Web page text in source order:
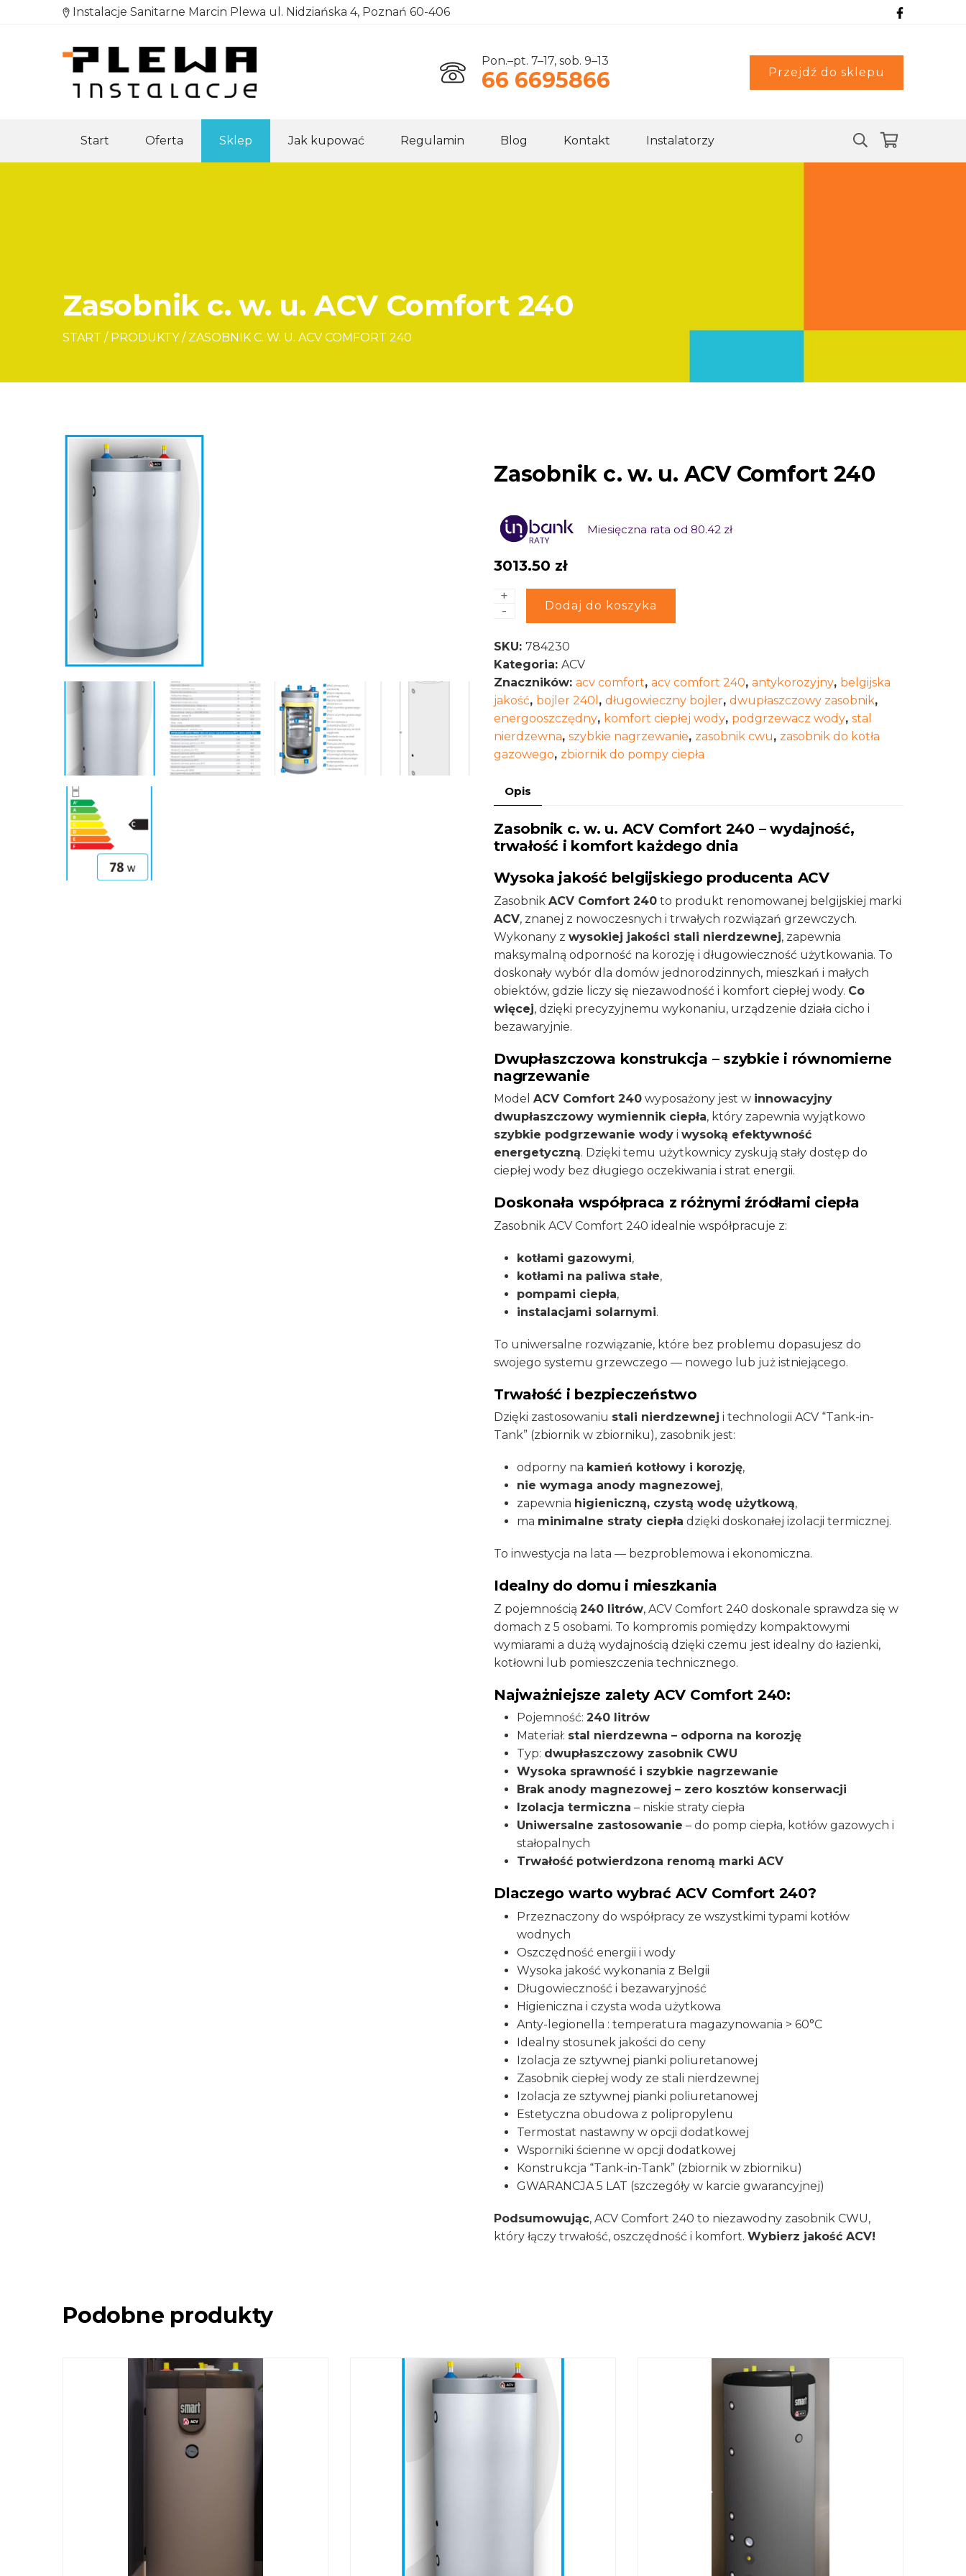
Instalacje Sanitarne Marcin Plewa ul. Nidziańska 4, Poznań 60-406
Pon.–pt. 7–17, sob. 9–13
66 6695866 Przejdź do sklepu
Start Oferta Sklep Jak kupować Regulamin Blog Kontakt Instalatorzy
Zasobnik c. w. u. ACV Comfort 240
START / PRODUKTY / ZASOBNIK C. W. U. ACV COMFORT 240
Zasobnik c. w. u. ACV Comfort 240
Miesięczna rata od 80.42 zł
3013.50 zł
ilość
Zasobnik
w.
u.
ACV
Comfort
240
+
-
Dodaj do koszyka
Alternative:
SKU: 784230
Kategoria: ACV
Znaczników: acv comfort, acv comfort 240, antykorozyjny, belgijska
jakość, bojler 240l , długowieczny bojler, dwupłaszczowy zasobnik,
energooszczędny, komfort ciepłej wody, podgrzewacz wody, stal
nierdzewna, szybkie nagrzewanie, zasobnik cwu, zasobnik do kotła
gazowego, zbiornik do pompy ciepła
Opis
Zasobnik c. w. u. ACV Comfort 240 – wydajność,
trwałość i komfort każdego dnia
Wysoka jakość belgijskiego producenta ACV
Zasobnik ACV Comfort 240 to produkt renomowanej belgijskiej marki
ACV, znanej z nowoczesnych i trwałych rozwiązań grzewczych.
Wykonany z wysokiej jakości stali nierdzewnej, zapewnia
maksymalną odporność na korozję i długowieczność użytkowania. To
doskonały wybór dla domów jednorodzinnych, mieszkań i małych
obiektów, gdzie liczy się niezawodność i komfort ciepłej wody. Co
więcej, dzięki precyzyjnemu wykonaniu, urządzenie działa cicho i
bezawaryjnie.
Dwupłaszczowa konstrukcja – szybkie i równomierne
nagrzewanie
Model ACV Comfort 240 wyposażony jest w innowacyjny
dwupłaszczowy wymiennik ciepła, który zapewnia wyjątkowo
szybkie podgrzewanie wody i wysoką efektywność
energetyczną. Dzięki temu użytkownicy zyskują stały dostęp do
ciepłej wody bez długiego oczekiwania i strat energii.
Doskonała współpraca z różnymi źródłami ciepła
Zasobnik ACV Comfort 240 idealnie współpracuje z:
kotłami gazowymi,
kotłami na paliwa stałe,
pompami ciepła,
instalacjami solarnymi.
To uniwersalne rozwiązanie, które bez problemu dopasujesz do
swojego systemu grzewczego — nowego lub już istniejącego.
Trwałość i bezpieczeństwo
Dzięki zastosowaniu stali nierdzewnej i technologii ACV “Tank-in-
Tank” (zbiornik w zbiorniku), zasobnik jest:
odporny na kamień kotłowy i korozję,
nie wymaga anody magnezowej,
zapewnia higieniczną, czystą wodę użytkową,
ma minimalne straty ciepła dzięki doskonałej izolacji termicznej.
To inwestycja na lata — bezproblemowa i ekonomiczna.
Idealny do domu i mieszkania
Z pojemnością 240 litrów, ACV Comfort 240 doskonale sprawdza się w
domach z 5 osobami. To kompromis pomiędzy kompaktowymi
wymiarami a dużą wydajnością dzięki czemu jest idealny do łazienki,
kotłowni lub pomieszczenia technicznego.
Najważniejsze zalety ACV Comfort 240:
Pojemność: 240 litrów
Materiał: stal nierdzewna – odporna na korozję
Typ: dwupłaszczowy zasobnik CWU
Wysoka sprawność i szybkie nagrzewanie
Brak anody magnezowej – zero kosztów konserwacji
Izolacja termiczna – niskie straty ciepła
Uniwersalne zastosowanie – do pomp ciepła, kotłów gazowych i
stałopalnych
Trwałość potwierdzona renomą marki ACV
Dlaczego warto wybrać ACV Comfort 240?
Przeznaczony do współpracy ze wszystkimi typami kotłów
wodnych
Oszczędność energii i wody
Wysoka jakość wykonania z Belgii
Długowieczność i bezawaryjność
Higieniczna i czysta woda użytkowa
Anty-legionella : temperatura magazynowania > 60°C
Idealny stosunek jakości do ceny
Izolacja ze sztywnej pianki poliuretanowej
Zasobnik ciepłej wody ze stali nierdzewnej
Izolacja ze sztywnej pianki poliuretanowej
Estetyczna obudowa z polipropylenu
Termostat nastawny w opcji dodatkowej
Wsporniki ścienne w opcji dodatkowej
Konstrukcja “Tank-in-Tank” (zbiornik w zbiorniku)
GWARANCJA 5 LAT (szczegóły w karcie gwarancyjnej)
Podsumowując, ACV Comfort 240 to niezawodny zasobnik CWU,
który łączy trwałość, oszczędność i komfort. Wybierz jakość ACV!
Podobne produkty